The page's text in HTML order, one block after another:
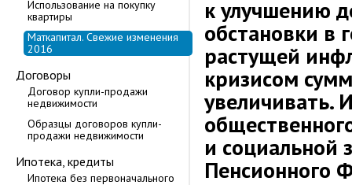
Использование на покупку
квартиры
Маткапитал. Свежие изменения
2016
Договоры
Договор купли-продажи
недвижимости
Образцы договоров купли-
продажи недвижимости
Ипотека, кредиты
Ипотека без первоначального
к улучшению
обстановки в
растущей
кризисом
увеличивать.
и
Пенсионного